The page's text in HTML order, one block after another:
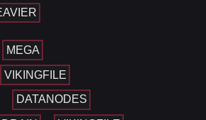
MEGA
VIKINGFILE
DATANODES